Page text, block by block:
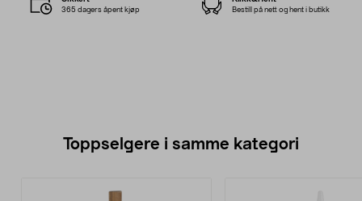
365 dagers åpent kjøp Bestill på nett og hent i butikk
Toppselgere i samme kategori